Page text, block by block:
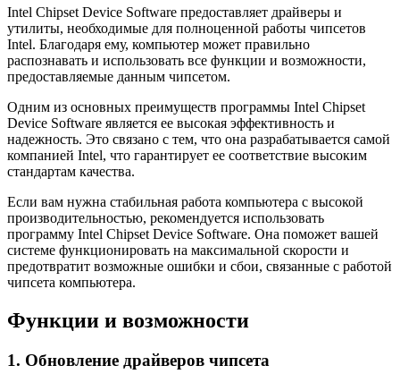
Intel Chipset Device Software предоставляет драйверы и
утилиты, необходимые для полноценной работы чипсетов
Intel. Благодаря ему, компьютер может правильно
распознавать и использовать все функции и возможности,
предоставляемые данным чипсетом.
Одним из основных преимуществ программы Intel Chipset
Device Software является ее высокая эффективность и
надежность. Это связано с тем, что она разрабатывается самой
компанией Intel, что гарантирует ее соответствие высоким
стандартам качества.
Если вам нужна стабильная работа компьютера с высокой
производительностью, рекомендуется использовать
программу Intel Chipset Device Software. Она поможет вашей
системе функционировать на максимальной скорости и
предотвратит возможные ошибки и сбои, связанные с работой
чипсета компьютера.
Функции и возможности
1. Обновление драйверов чипсета